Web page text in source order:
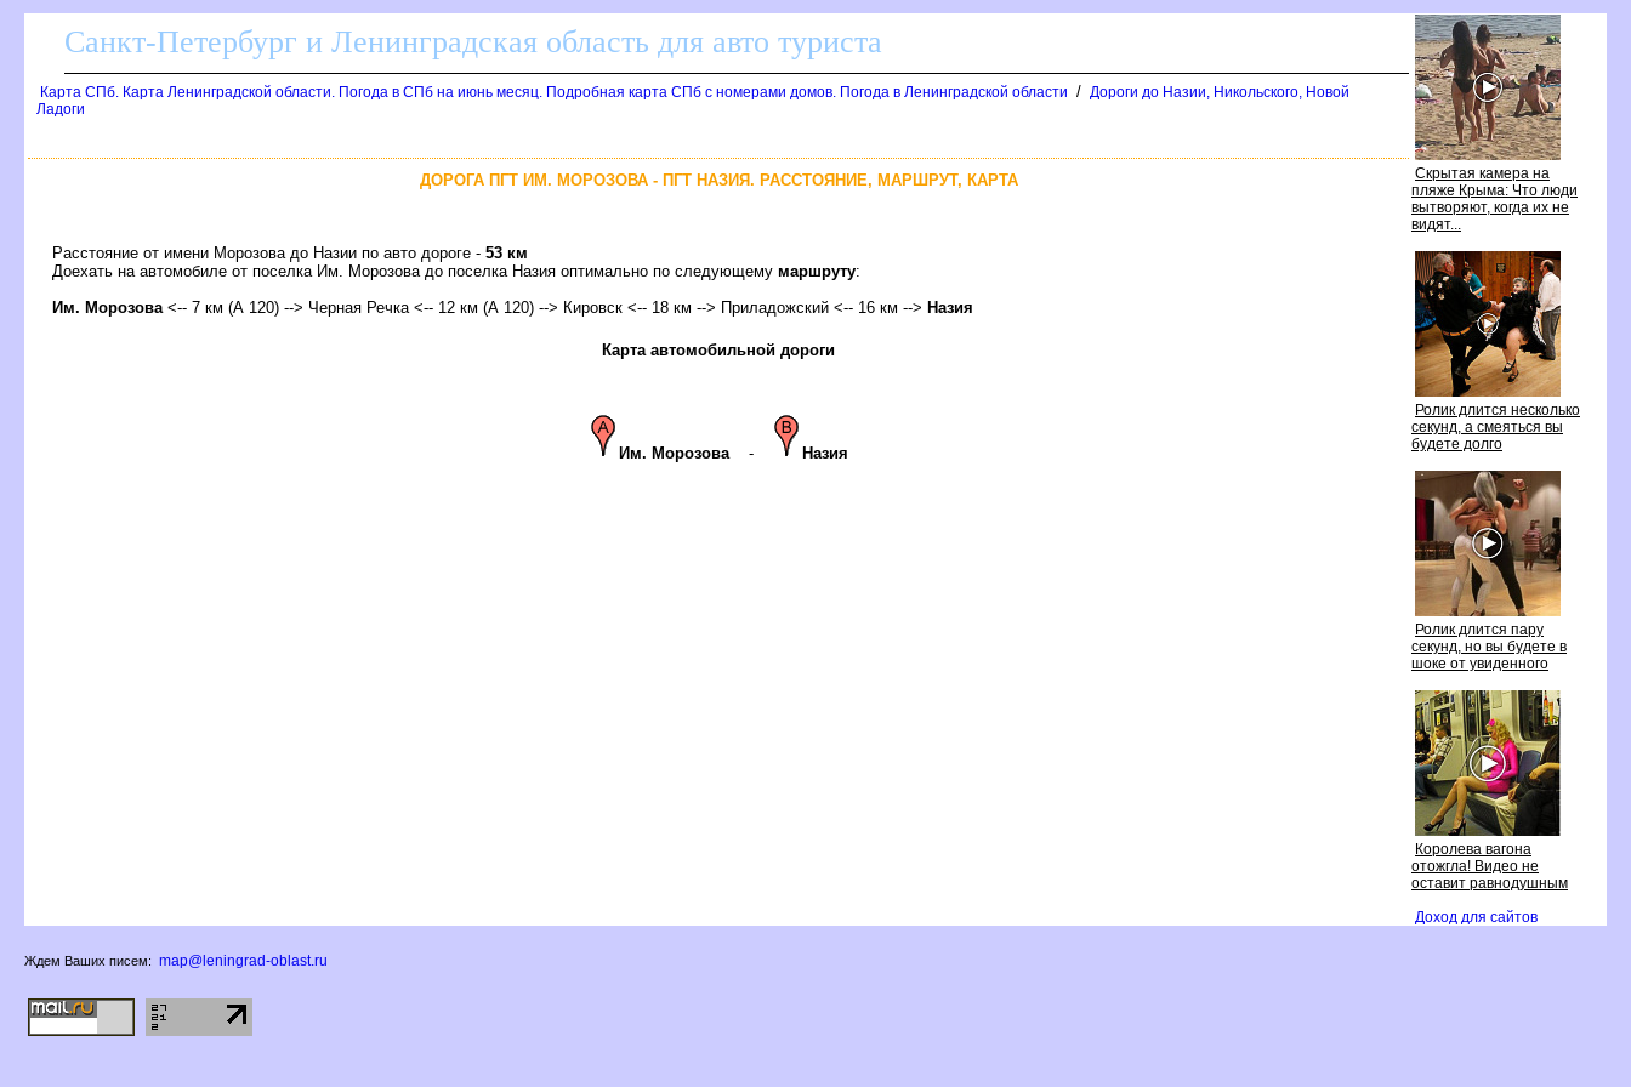
Скрытая камера на
пляже Крыма: Что люди
ытворяют, когда их не
идят...
Ролик длится несколько
секунд, а смеяться вы
удете долго
Ролик длится пару
секунд, но вы будете
шоке от увиденного
Королева вагона
отожгла! Видео не
оставит равнодушным
Доход для сайто
Санкт-Петербург и Ленинградская область для авто туриста
Карта СПб. Карта Ленинградской области. Погода в СПб на июнь месяц. Подробная карта СПб с номерами домов. Погода в Ленинградской области / Дороги до Назии, Никольского, Новой
Ладоги
ДОРОГА ПГТ ИМ. МОРОЗОВА - ПГТ НАЗИЯ. РАССТОЯНИЕ, МАРШРУТ, КАРТА
Расстояние от имени Морозова до Назии по авто дороге - 53 км
Доехать на автомобиле от поселка Им. Морозова до поселка Назия оптимально по следующему маршруту:
Им. Морозова <-- 7 км (А 120) --> Черная Речка <-- 12 км (А 120) --> Кировск <-- 18 км --> Приладожский <-- 16 км --> Назия
Карта автомобильной дороги
Им. Морозова- Назия
Ждем Ваших писем: map@leningrad-oblast.ru